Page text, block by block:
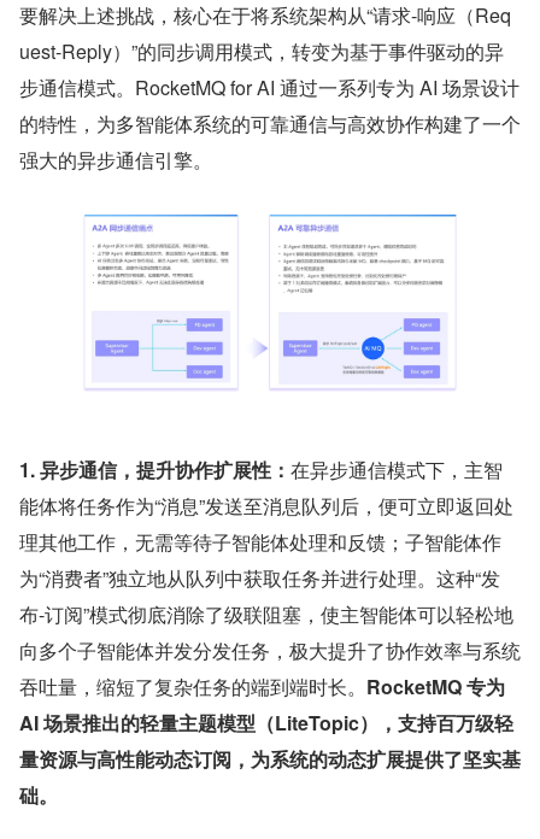
要解决上述挑战，核心在于将系统架构从“请求-响应（Req
uest-Reply）”的同步调用模式，转变为基于事件驱动的异
步通信模式。RocketMQ for AI 通过一系列专为 AI 场景设计
的特性，为多智能体系统的可靠通信与高效协作构建了一个
强大的异步通信引擎。
1. 异步通信，提升协作扩展性： 在异步通信模式下，主智
能体将任务作为“消息”发送至消息队列后，便可立即返回处
理其他工作，无需等待子智能体处理和反馈；子智能体作
为“消费者”独立地从队列中获取任务并进行处理。这种“发
布-订阅”模式彻底消除了级联阻塞，使主智能体可以轻松地
向多个子智能体并发分发任务，极大提升了协作效率与系统
吞吐量，缩短了复杂任务的端到端时长。 RocketMQ 专为
AI 场景推出的轻量主题模型（LiteTopic），支持百万级轻
量资源与高性能动态订阅，为系统的动态扩展提供了坚实基
础。